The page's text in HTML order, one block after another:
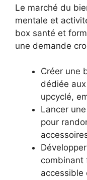
Le marché du
mentale et
box santé et
une demande
Créer une
dédiée
upcyclé,
Lancer
pour
combinant
accessible